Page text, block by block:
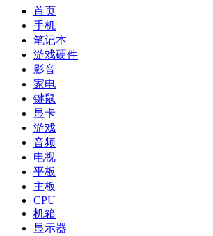
首页
手机
笔记本
游戏硬件
影音
家电
键鼠
显卡
游戏
音频
电视
平板
主板
CPU
机箱
显示器